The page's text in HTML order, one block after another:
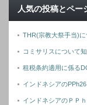
人気の投稿とペー
THR(宗教大祭手当)に
コミサリスについて
租税条約適用に係る
インドネシアの
インドネシアのＰＰ